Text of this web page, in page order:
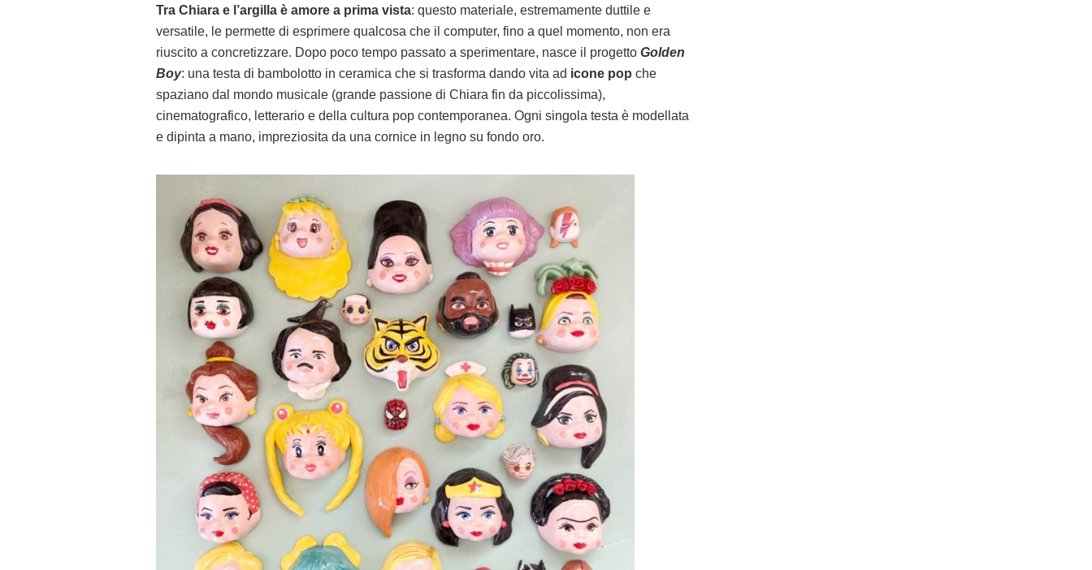
Tra Chiara e l’argilla è amore a prima vista: questo materiale, estremamente duttile e
versatile, le permette di esprimere qualcosa che il computer, fino a quel momento, non era
riuscito a concretizzare. Dopo poco tempo passato a sperimentare, nasce il progetto Golden
Boy: una testa di bambolotto in ceramica che si trasforma dando vita ad icone pop che
spaziano dal mondo musicale (grande passione di Chiara fin da piccolissima),
cinematografico, letterario e della cultura pop contemporanea. Ogni singola testa è modellata
e dipinta a mano, impreziosita da una cornice in legno su fondo oro.